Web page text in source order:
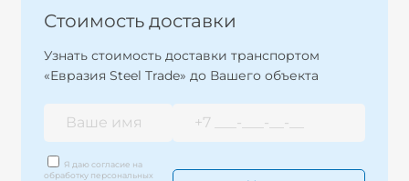
Стоимость доставки
Узнать стоимость доставки транспортом
«Евразия Steel Trade» до Вашего объекта
Я даю согласие на
обработку персональных